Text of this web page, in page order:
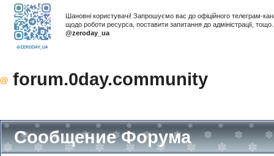
Шановні користувачі! Запрошуємо вас до офіційного телеграм-
щодо роботи ресурса, поставити запитання до адміністрації,
@zeroday_ua
forum.0day.community
Сообщение Форума